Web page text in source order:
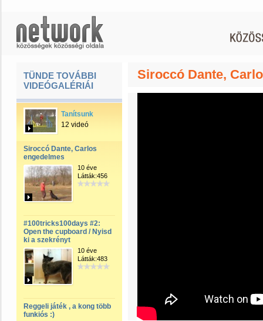
TÜNDE TOVÁBBI
VIDEÓGALÉRIÁI
Tanítsunk
12 videó
Siroccó Dante, Carlos
engedelmes
10 éve
Látták:456
#100tricks100days #2:
Open the cupboard / Nyisd
ki a szekrényt
10 éve
Látták:483
Reggeli játék , a kong több
funkiós :)
Siroccó Dante,